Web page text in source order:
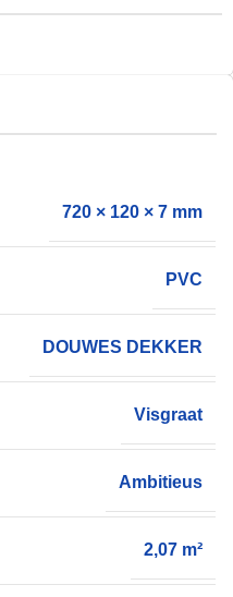
720 × 120 × 7 mm
PVC
DOUWES DEKKER
Visgraat
Ambitieus
2,07 m²